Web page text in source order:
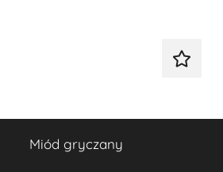
Galeria
Miód gryczany